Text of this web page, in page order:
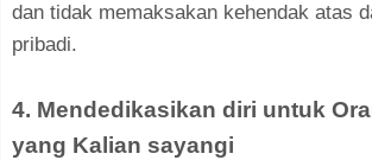
dan tidak memaksakan kehendak atas
pribadi.
4. Mendedikasikan diri untuk
yang Kalian sayangi